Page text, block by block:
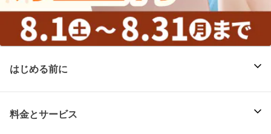
はじめる前に
料金とサービス